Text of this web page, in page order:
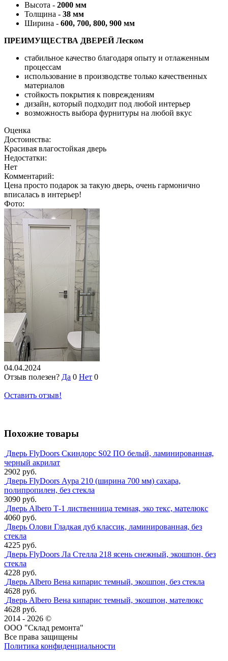
Высота - 2000 мм
Толщина - 38 мм
Ширина - 600, 700, 800, 900 мм
ПРЕИМУЩЕСТВА ДВЕРЕЙ Леском
стабильное качество благодаря опыту и отлаженным
процессам
использование в производстве только качественных
материалов
стойкость покрытия к повреждениям
дизайн, который подходит под любой интерьер
возможность выбора фурнитуры на любой вкус
Оценка
Достоинства:
Красивая влагостойкая дверь
Недостатки:
Нет
Комментарий:
Цена просто подарок за такую дверь, очень гармонично
вписалась в интерьер!
Фото:
04.04.2024
Отзыв полезен? Да 0 Нет 0
Оставить отзыв!
Похожие товары
Дверь FlyDoors Скиндорс S02 ПО белый, ламинированная,
черный акрилат
2902 руб.
Дверь FlyDoors Аура 210 (ширина 700 мм) сахара,
полипропилен, без стекла
3090 руб.
Дверь Albero Т-1 лиственница темная, эко текс, мателюкс
4060 руб.
Дверь Олови Гладкая дуб классик, ламинированная, без
стекла
4225 руб.
Дверь FlyDoors Ла Стелла 218 ясень снежный, экошпон, без
стекла
4228 руб.
Дверь Albero Вена кипарис темный, экошпон, без стекла
4628 руб.
Дверь Albero Вена кипарис темный, экошпон, мателюкс
4628 руб.
2014 - 2026 ©
ООО "Склад ремонта"
Все права защищены
Политика конфиденциальности